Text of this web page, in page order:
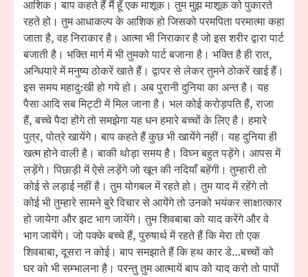
आशिक। बाप कहते हैं मैं हूँ एक माशूक। तुम मुझ माशूक को पुकारते
रहते हो। तुम आधाकल्प के आशिक हो जिसको परमपिता परमात्मा कहा
जाता है, वह निराकार है। आत्मा भी निराकार है जो इस शरीर द्वारा पार्ट
बजाती है। भक्ति मार्ग में भी तुमको पार्ट बजाना है। भक्ति है ही रात,
अन्धियारे में मनुष्य ठोकरें खाते हैं। द्वापर से लेकर तुमने ठोकरें खाई हैं।
इस समय महादु:खी हो गये हो। अब पुरानी दुनिया का अन्त है। यह
पैसा आदि सब मिट्टी में मिल जाना है। भल कोई करोड़पति हैं, राजा
हैं, बच्चे पैदा होंगे तो समझेगा यह धन हमारे बच्चों के लिए है। हमारे
पुत्र, पोत्रे खायेंगे। बाप कहते हैं कुछ भी खायेंगे नहीं। यह दुनिया ही
खत्म होने वाली है। बाकी थोड़ा समय है। विघ्न बहुत पड़ेंगे। आपस में
लड़ेंगे। पिछाड़ी में ऐसे लड़ेंगे जो खून की नदियाँ बहेंगी। तुम्हारी तो
कोई से लड़ाई नहीं है। तुम योगबल में रहते हो। तुम याद में रहेंगे तो
कोई भी तुम्हारे सामने बुरे विचार से आयेंगे तो उनको भयंकर साक्षात्कार
हो जायेगा और झट भाग जायेंगे। तुम शिवबाबा को याद करेंगे और वे
भाग जायेंगे। जो पक्के बच्चे हैं, पुरुषार्थ में रहते हैं कि मेरा तो एक
शिवबाबा, दूसरा न कोई। बाप समझाते हैं कि हथ कार डे…बच्चों को
घर को भी सम्भालना है। परन्तु तुम आत्मायें बाप को याद करो तो पापों